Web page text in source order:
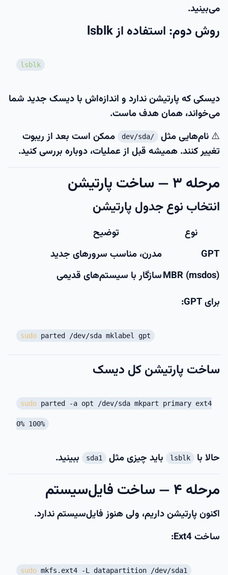
می‌بینید.
روش دوم: استفاده از lsblk
lsblk
دیسکی کهپارتیشن ندارد و اندازه‌اش با دیسک جدید شما
می‌خواند، همان هدف ماست.
⚠️ نام‌هایی مثل
/dev/sda
ممکن است بعد از ریبوت
تغییر کنند. همیشه قبل از عملیات، دوباره بررسی کنید.
مرحله ۳ — ساخت پارتیشن
انتخاب نوع جدول پارتیشن
نوع
توضیح
GPT
مدرن، مناسب سرورهای جدید
MBR (msdos)سازگار با سیستم‌های قدیمی
برای GPT:
sudo parted /dev/sda mklabel gpt
ساخت پارتیشن کل دیسک
sudo parted -a opt /dev/sda mkpart primary ext4
0% 100%
حالا با lsblk باید چیزی مثل sda1 ببینید.
مرحله ۴ — ساخت فایل‌سیستم
اکنون پارتیشن داریم، ولی هنوز فایل‌سیستم ندارد.
ساخت Ext4:
sudo mkfs.ext4 -L datapartition /dev/sda1